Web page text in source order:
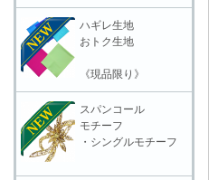
ハギレ生地
おトク生地
《現品限り》
スパンコール
モチーフ
・シングルモチーフ